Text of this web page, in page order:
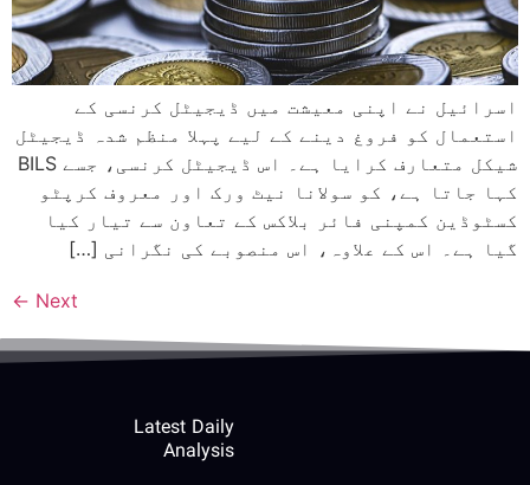
اسرائیل نے اپنی معیشت میں ڈیجیٹل کرنسی کے
استعمال کو فروغ دینے کے لیے پہلا منظم شدہ ڈیجیٹل
شیکل متعارف کرایا ہے۔ اس ڈیجیٹل کرنسی، جسے BILS
کہا جاتا ہے، کو سولانا نیٹ ورک اور معروف کرپٹو
کسٹوڈین کمپنی فائر بلاکس کے تعاون سے تیار کیا
گیا ہے۔ اس کے علاوہ، اس منصوبے کی نگرانی […]
Next
←
Latest Daily
Analysis